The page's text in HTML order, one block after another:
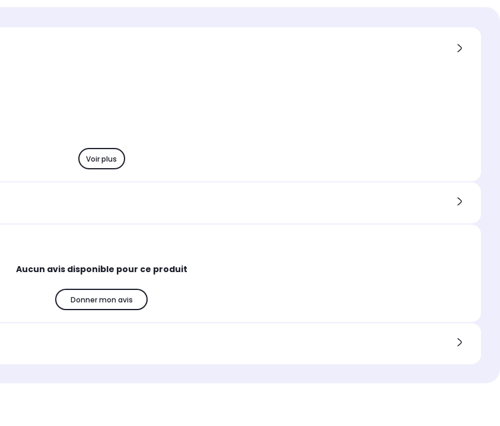
Voir plus
Aucun avis disponible pour ce produit
Donner mon avis